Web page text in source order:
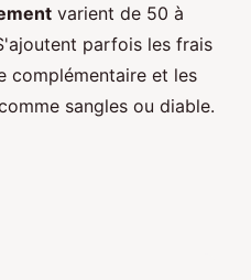
varient de 50 à
parfois les frais
complémentaire et les
sangles ou diable.